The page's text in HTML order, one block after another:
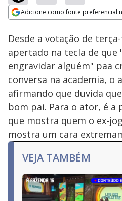
Adicione como fonte preferencial
Ativar
31.73%
Desde a votação de
apertado na tecla de que
engravidar alguém" paa
conversa na academia, o
afirmando que duvida
bom pai. Para o ator, é
que mostra quem o ex-
mostra um cara
VEJA TAMBÉM